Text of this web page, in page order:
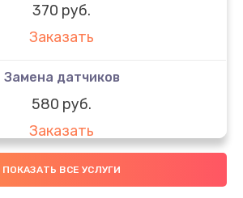
370 руб.
Заказать
Замена датчиков
580 руб.
Заказать
Комплексная чистка
ПОКАЗАТЬ ВСЕ УСЛУГИ